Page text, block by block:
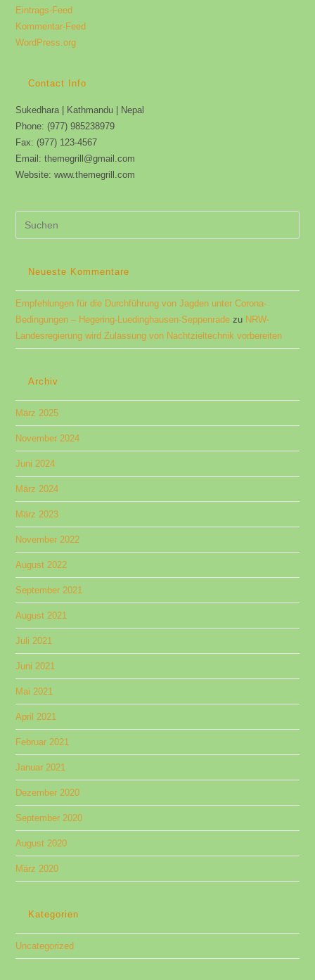
Eintrags-Feed
Kommentar-Feed
WordPress.org
Contact Info
Sukedhara | Kathmandu | Nepal
Phone: (977) 985238979
Fax: (977) 123-4567
Email: themegrill@gmail.com
Website: www.themegrill.com
the
Neueste Kommentare
Empfehlungen für die Durchführung von Jagden unter Corona-
Bedingungen​ – Hegering-Luedinghausen-Seppenrade zu NRW-
Landesregierung wird Zulassung von Nachtzieltechnik vorbereiten
Archiv
März 2025
November 2024
Juni 2024
März 2024
März 2023
November 2022
August 2022
September 2021
August 2021
Juli 2021
Juni 2021
Mai 2021
April 2021
Februar 2021
Januar 2021
Dezember 2020
September 2020
August 2020
März 2020
Kategorien
Uncategorized